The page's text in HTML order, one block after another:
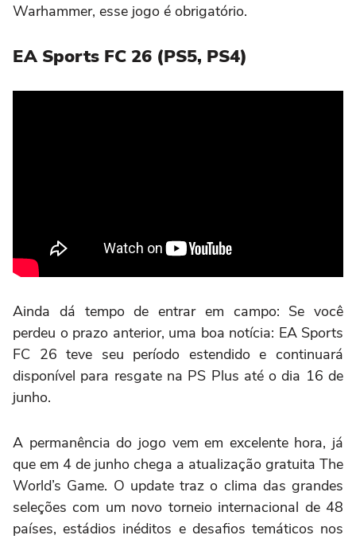
Warhammer, esse jogo é obrigatório.
EA Sports FC 26 (PS5, PS4)
Ainda dá tempo de entrar em campo: Se você
perdeu o prazo anterior, uma boa notícia: EA Sports
FC 26 teve seu período estendido e continuará
disponível para resgate na PS Plus até o dia 16 de
junho.
A permanência do jogo vem em excelente hora, já
que em 4 de junho chega a atualização gratuita The
World’s Game. O update traz o clima das grandes
seleções com um novo torneio internacional de 48
países, estádios inéditos e desafios temáticos nos